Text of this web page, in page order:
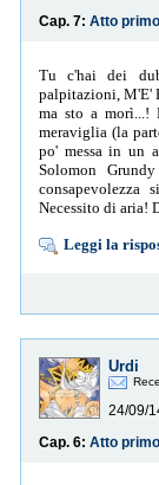
Cap. 7: Atto
Tu c'hai dei
palpitazioni, M'E'
ma sto a morì...!
meraviglia (la
po' messa in un
Solomon
consapevolezza
Necessito di aria!
Leggi la
Urdi
24/09/
Cap. 6: Atto